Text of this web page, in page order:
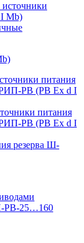
Mb)
питания
РВ (РВ Ex d I
питания
РВ (РВ Ex d I
резерва Ш-
РВ-25…160